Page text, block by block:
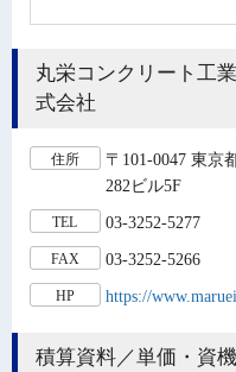
丸栄コンクリート工
式会社
住所
〒101-0047 東京
282ビル5F
TEL 03-3252-5277
FAX 03-3252-5266
HP https://
積算資料／単価・資